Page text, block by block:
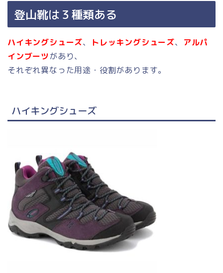
登山靴は３種類ある
ハイキングシューズ、 トレッキングシューズ、 アルパ
インブーツがあり、
それぞれ異なった用途・役割があります。
ハイキングシューズ